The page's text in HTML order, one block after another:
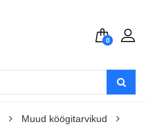
0
Muud köögitarvikud